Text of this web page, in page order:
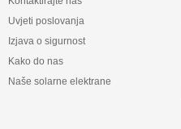
Uvjeti poslovanja
Izjava o sigurnost
Kako do nas
Naše solarne elektrane